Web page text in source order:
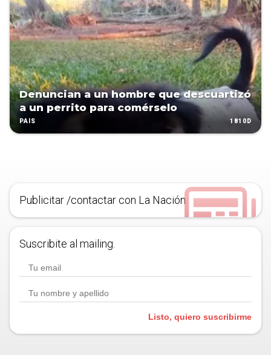
Denuncian a un hombre que descuartizó
a un perrito para comérselo
PAÍS 1810D
Publicitar /contactar con La Nación
Suscribite al mailing.
Listo, quiero suscribirme